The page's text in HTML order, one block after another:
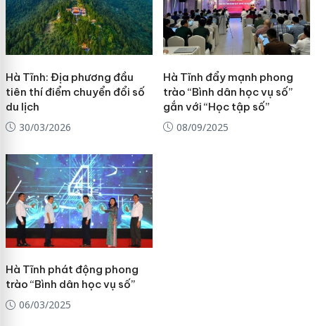
Hà Tĩnh: Địa phương đầu
tiên thí điểm chuyển đổi số
du lịch
30/03/2026
Hà Tĩnh đẩy mạnh phong
trào “Bình dân học vụ số”
gắn với “Học tập số”
08/09/2025
Hà Tĩnh phát động phong
trào “Bình dân học vụ số”
06/03/2025